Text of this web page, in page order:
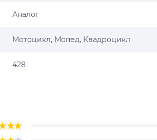
Аналог
Мотоцикл, Мопед, Квадроцикл
428